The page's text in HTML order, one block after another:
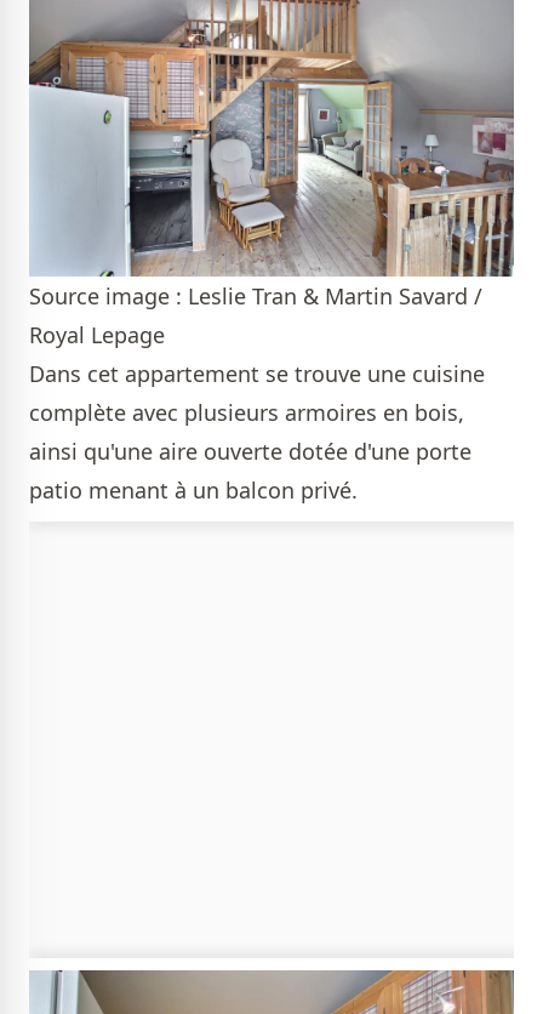
Source image : Leslie Tran & Martin Savard /
Royal Lepage
Dans cet appartement se trouve une cuisine
complète avec plusieurs armoires en bois,
ainsi qu'une aire ouverte dotée d'une porte
patio menant à un balcon privé.